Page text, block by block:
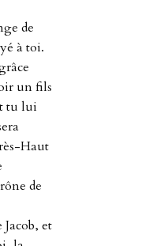
de
à toi.
un fils
tu lui
Haut
de
et